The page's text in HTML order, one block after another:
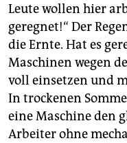
Leute wollen hier
geregnet!“ Der
die Ernte. Hat es
Maschinen wegen
voll einsetzen und
In trockenen
eine Maschine den
Arbeiter ohne